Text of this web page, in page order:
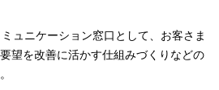
ュニケーション窓口として、お客さま
望を改善に活かす仕組みづくりなどの